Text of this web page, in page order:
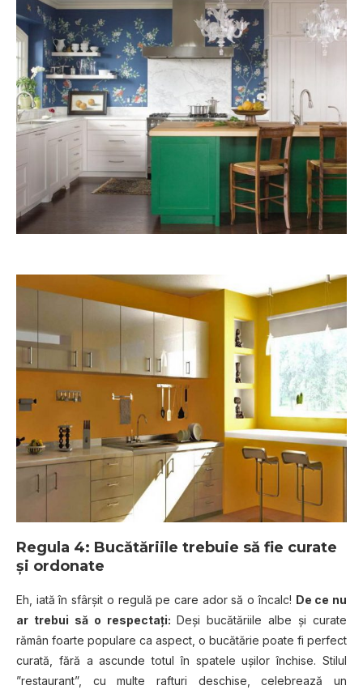
Regula 4: Bucătăriile trebuie să fie curate
și ordonate
Eh, iată în sfârșit o regulă pe care ador să o încalc! De ce nu
ar trebui să o respectați: Deși bucătăriile albe și curate
rămân foarte populare ca aspect, o bucătărie poate fi perfect
curată, fără a ascunde totul în spatele ușilor închise. Stilul
”restaurant”, cu multe rafturi deschise, celebrează un